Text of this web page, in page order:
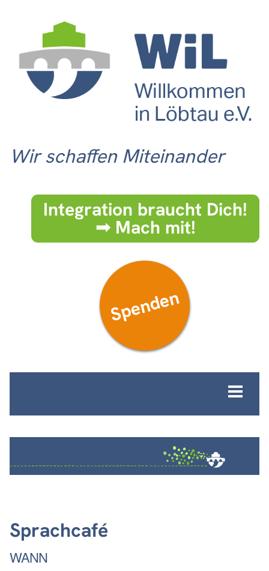
Wir schaffen Miteinander
Integration braucht Dich!
➟ Mach mit!
Spenden
Sprachcafé
WANN